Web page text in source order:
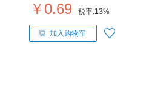
￥0.69 税率:13%
加入购物车